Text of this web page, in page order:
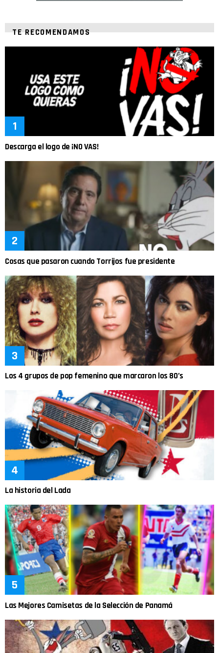
TE RECOMENDAMOS
Descarga el logo de ¡NO VAS!
Cosas que pasaron cuando Torrijos fue presidente
Los 4 grupos de pop femenino que marcaron los 80’s
La historia del Lada
Las Mejores Camisetas de la Selección de Panamá